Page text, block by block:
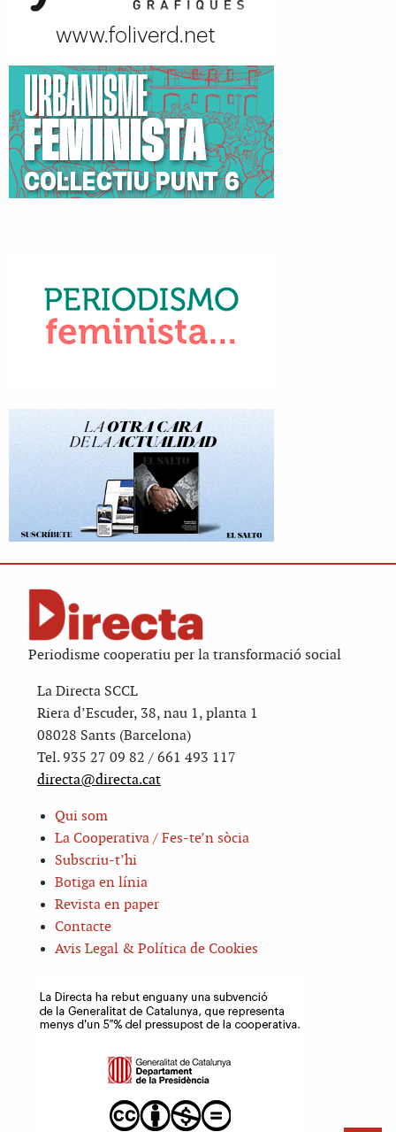
Periodisme cooperatiu per la transformació social
La Directa SCCL
Riera d’Escuder, 38, nau 1, planta 1
08028 Sants (Barcelona)
Tel. 935 27 09 82 / 661 493 117
directa@directa.cat
Qui som
La Cooperativa / Fes-te’n sòcia
Subscriu-t’hi
Botiga en línia
Revista en paper
Contacte
Avis Legal & Política de Cookies